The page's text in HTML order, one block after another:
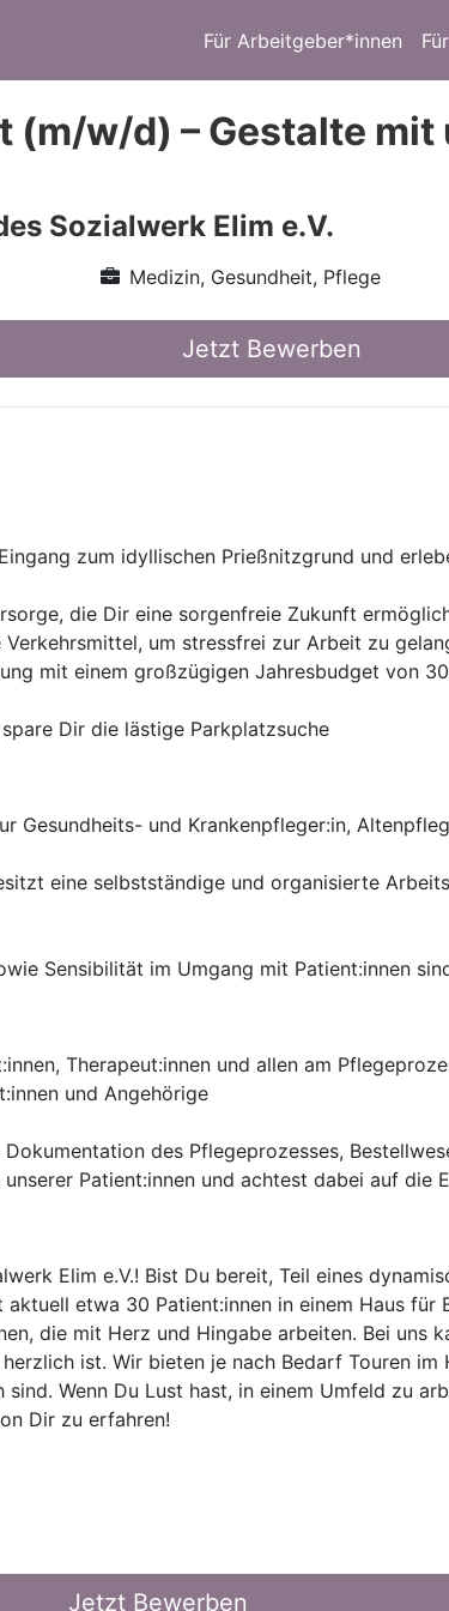
Für Arbeitgeber*innen
(m/w/d) – Gestalte mit
Sozialwerk Elim e.V.
Medizin, Gesundheit, Pflege
Jetzt Bewerben
zum idyllischen Prießnitzgrund und
die Dir eine sorgenfreie Zukunft
um stressfrei zur Arbeit zu
mit einem großzügigen Jahresbudget von
Dir die lästige Parkplatzsuche
Gesundheits- und Krankenpfleger:in,
eine selbstständige und organisierte
Sensibilität im Umgang mit Patient:innen
Therapeut:innen und allen am
und Angehörige
des Pflegeprozesses,
Patient:innen und achtest dabei auf die
Elim e.V.! Bist Du bereit, Teil eines
etwa 30 Patient:innen in einem Haus für
die mit Herz und Hingabe arbeiten. Bei uns
ist. Wir bieten je nach Bedarf Touren im
Wenn Du Lust hast, in einem Umfeld zu
Dir zu erfahren!
Jetzt Bewerben